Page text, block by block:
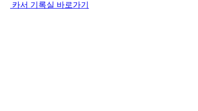
카서 기록실 바로가기